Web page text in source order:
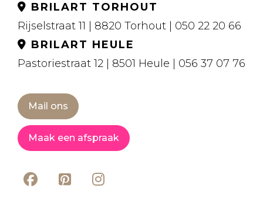
BRILART TORHOUT
Rijselstraat 11 | 8820 Torhout | 050 22 20 66
BRILART HEULE
Pastoriestraat 12 | 8501 Heule | 056 37 07 76
Mail ons
Maak een afspraak